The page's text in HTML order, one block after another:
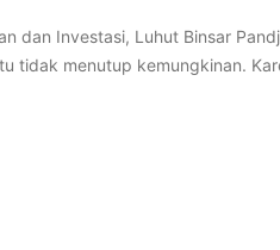
dan Investasi, Luhut Binsar
menutup kemungkinan.